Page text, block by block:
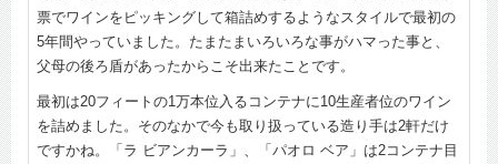
票でワインをピッキングして箱詰めするようなスタイルで最初の
5年間やっていました。たまたまいろいろな事がハマった事と、
父母の後ろ盾があったからこそ出来たことです。
最初は20フィートの1万本位入るコンテナに10生産者位のワイン
を詰めました。そのなかで今も取り扱っている造り手は2軒だけ
ですかね。「ラ ビアンカーラ」、「パオロ ベア」は2コンテナ目